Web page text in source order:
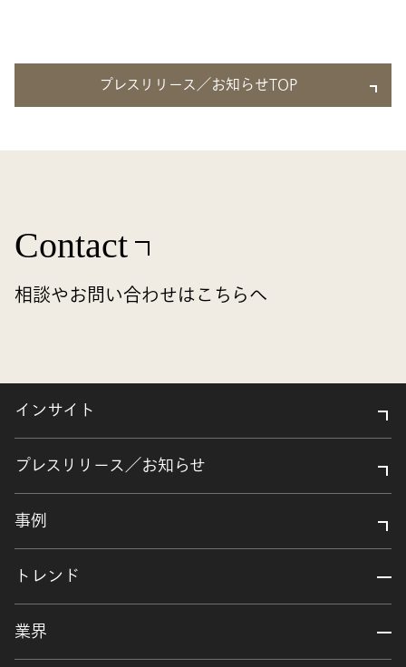
プレスリリース／お知らせTOP
Contact
相談やお問い合わせはこちらへ
インサイト
プレスリリース／お知らせ
事例
トレンド
業界